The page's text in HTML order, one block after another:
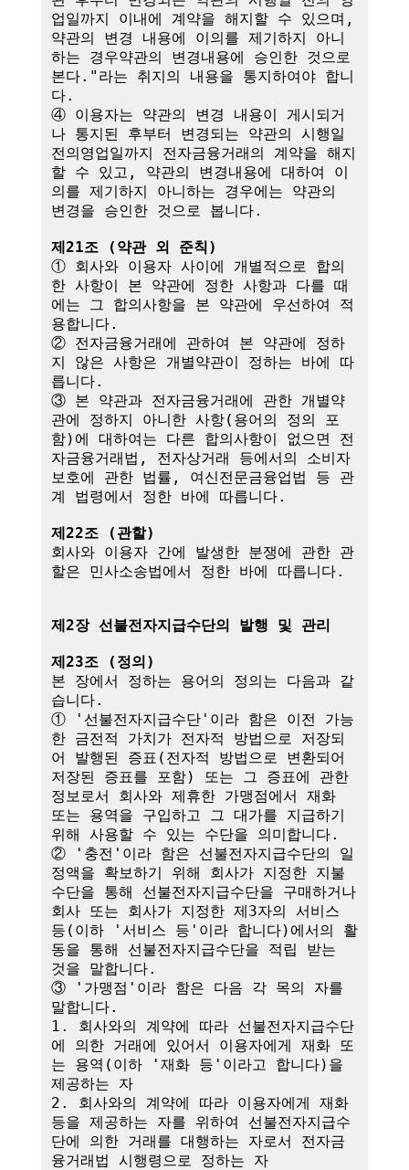
업일까지 이내에 계약을 해지할 수 있으며,
약관의 변경 내용에 이의를 제기하지 아니
하는 경우약관의 변경내용에 승인한 것으로
본다."라는 취지의 내용을 통지하여야 합니
다.
④ 이용자는 약관의 변경 내용이 게시되거
나 통지된 후부터 변경되는 약관의 시행일
전의영업일까지 전자금융거래의 계약을 해지
할 수 있고, 약관의 변경내용에 대하여 이
의를 제기하지 아니하는 경우에는 약관의
변경을 승인한 것으로 봅니다.
제21조 (약관 외 준칙)
① 회사와 이용자 사이에 개별적으로 합의
한 사항이 본 약관에 정한 사항과 다를 때
에는 그 합의사항을 본 약관에 우선하여 적
용합니다.
② 전자금융거래에 관하여 본 약관에 정하
지 않은 사항은 개별약관이 정하는 바에 따
릅니다.
③ 본 약관과 전자금융거래에 관한 개별약
관에 정하지 아니한 사항(용어의 정의 포
함)에 대하여는 다른 합의사항이 없으면 전
자금융거래법, 전자상거래 등에서의 소비자
보호에 관한 법률, 여신전문금융업법 등 관
계 법령에서 정한 바에 따릅니다.
제22조 (관할)
회사와 이용자 간에 발생한 분쟁에 관한 관
할은 민사소송법에서 정한 바에 따릅니다.
제2장 선불전자지급수단의 발행 및 관리
제23조 (정의)
본 장에서 정하는 용어의 정의는 다음과 같
습니다.
① '선불전자지급수단'이라 함은 이전 가능
한 금전적 가치가 전자적 방법으로 저장되
어 발행된 증표(전자적 방법으로 변환되어
저장된 증표를 포함) 또는 그 증표에 관한
정보로서 회사와 제휴한 가맹점에서 재화
또는 용역을 구입하고 그 대가를 지급하기
위해 사용할 수 있는 수단을 의미합니다.
② '충전'이라 함은 선불전자지급수단의 일
정액을 확보하기 위해 회사가 지정한 지불
수단을 통해 선불전자지급수단을 구매하거나
회사 또는 회사가 지정한 제3자의 서비스
등(이하 '서비스 등'이라 합니다)에서의 활
동을 통해 선불전자지급수단을 적립 받는
것을 말합니다.
③ '가맹점'이라 함은 다음 각 목의 자를
말합니다.
1. 회사와의 계약에 따라 선불전자지급수단
에 의한 거래에 있어서 이용자에게 재화 또
는 용역(이하 '재화 등'이라고 합니다)을
제공하는 자
2. 회사와의 계약에 따라 이용자에게 재화
등을 제공하는 자를 위하여 선불전자지급수
단에 의한 거래를 대행하는 자로서 전자금
융거래법 시행령으로 정하는 자